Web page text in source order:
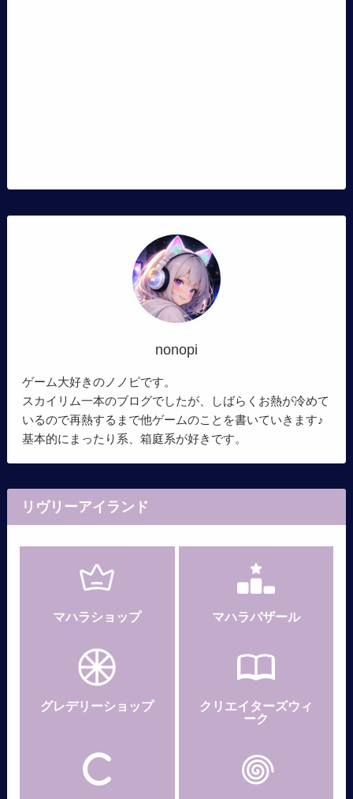
nonopi
ゲーム大好きのノノピです。
スカイリム一本のブログでしたが、しばらくお熱が冷めて
いるので再熱するまで他ゲームのことを書いていきます♪
基本的にまったり系、箱庭系が好きです。
リヴリーアイランド
マハラショップ マハラバザール
グレデリーショップ
クリエイターズウィ
ーク